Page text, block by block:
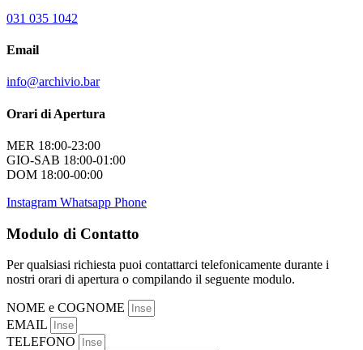
031 035 1042
Email
info@archivio.bar
Orari di Apertura
MER 18:00-23:00
GIO-SAB 18:00-01:00
DOM 18:00-00:00
Instagram Whatsapp Phone
Modulo di Contatto
Per qualsiasi richiesta puoi contattarci telefonicamente durante i
nostri orari di apertura o compilando il seguente modulo.
NOME e COGNOME
EMAIL
TELEFONO